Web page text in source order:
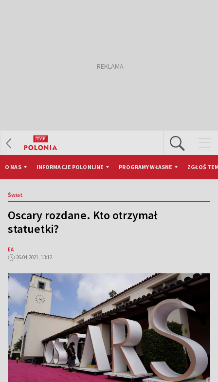
O NAS INFORMACJE POLONIJNE PROGRAMY WŁASNE ZGŁOŚ
Świat
Oscary rozdane. Kto otrzymał
statuetki?
EA
26.04.2021, 13:12